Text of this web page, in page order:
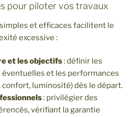
pour piloter vos travaux
et efficaces facilitent le
excessive :
et les objectifs: définir les
éventuelles et les performances
luminosité) dès le départ.
: privilégier des
vérifiant la garantie